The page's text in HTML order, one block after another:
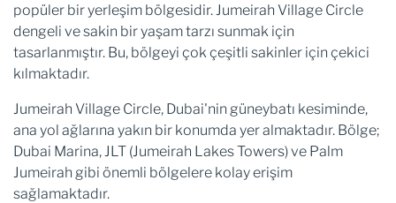
popüler bir yerleşim bölgesidir. Jumeirah Village Circle
dengeli ve sakin bir yaşam tarzı sunmak için
tasarlanmıştır. Bu, bölgeyi çok çeşitli sakinler için çekici
kılmaktadır.
Jumeirah Village Circle, Dubai'nin güneybatı kesiminde,
ana yol ağlarına yakın bir konumda yer almaktadır. Bölge;
Dubai Marina, JLT (Jumeirah Lakes Towers) ve Palm
Jumeirah gibi önemli bölgelere kolay erişim
sağlamaktadır.